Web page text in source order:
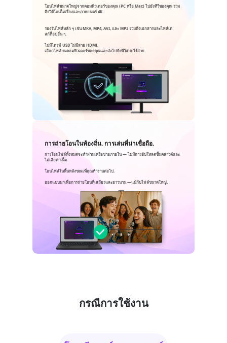
โอนไฟล์ขนาดใหญ่จากคอมพิวเตอร์ของคุณ (PC หรือ Mac) ไปยังทีวีของคุณ รวม
ถึงวิดีโอเต็มเรื่องและภาพยนตร์ 4K.
รองรับไฟล์หลัก ๆ เช่น MKV, MP4, AVI, และ MP3 รวมถึงเอกสารและไฟล์เด
สก์ท็อปอื่น ๆ.
ไม่มีไดรฟ์ USB ไม่มีสาย HDMI.
เลือกไฟล์บนคอมพิวเตอร์ของคุณและส่งไปยังทีวีแบบไร้สาย.
การถ่ายโอนในท้องถิ่น. การเล่นที่น่าเชื่อถือ.
การโอนไฟล์ทั้งหมดจะทำผ่านเครือข่ายภายใน — ไม่มีการอัปโหลดขึ้นคลาวด์และ
ไม่เสียค่าเน็ต
โอนไฟล์ในพื้นหลังขณะที่คุณทำงานต่อไป.
ออกแบบมาเพื่อการถ่ายโอนที่เสถียรและยาวนาน —แม้กับไฟล์ขนาดใหญ่.
กรณีการใช้งาน